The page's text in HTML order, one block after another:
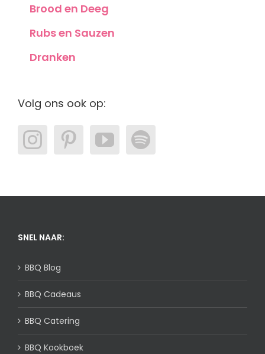
Brood en Deeg
Rubs en Sauzen
Dranken
Volg ons ook op:
SNEL NAAR:
BBQ Blog
BBQ Cadeaus
BBQ Catering
BBQ Kookboek